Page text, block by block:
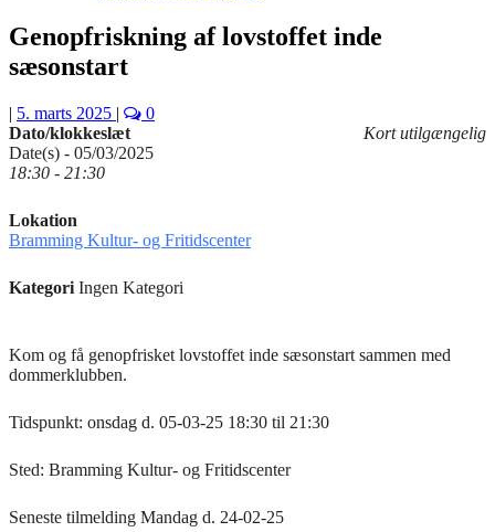
Genopfriskning af lovstoffet inde
sæsonstart
| 5. marts 2025 |
0
Kort utilgængelig
Dato/klokkeslæt
Date(s) - 05/03/2025
18:30 - 21:30
Lokation
Bramming Kultur- og Fritidscenter
Kategori Ingen Kategori
Kom og få genopfrisket lovstoffet inde sæsonstart sammen med
dommerklubben.
Tidspunkt: onsdag d. 05-03-25 18:30 til 21:30
Sted: Bramming Kultur- og Fritidscenter
Seneste tilmelding Mandag d. 24-02-25